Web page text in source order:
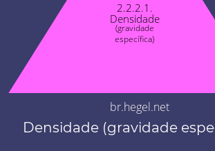
2.2.2.1.
Densidade
(gravidade
específica)
br.hegel.net
Densidade (gravidade